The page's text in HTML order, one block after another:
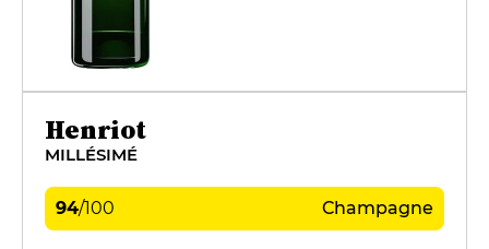
Henriot
MILLÉSIMÉ
94/100 Champagne